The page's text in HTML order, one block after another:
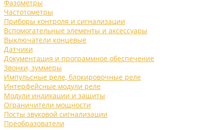
Фазометры
Частотометры
Приборы контроля и сигнализации
Вспомогательные элементы и аксессуары
Выключатели концевые
Датчики
Документация и программное обеспечение
Звонки, зуммеры
Импульсные реле, блокировочные реле
Интерфейсные модули реле
Модули индикации и защиты
Ограничители мощности
Посты звуковой сигнализации
Преобразователи